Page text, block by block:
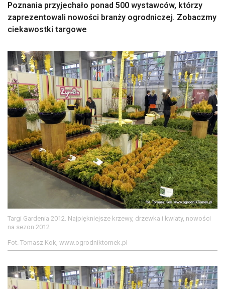
Poznania przyjechało ponad 500 wystawców, którzy
zaprezentowali nowości branży ogrodniczej. Zobaczmy
ciekawostki targowe
Targi Gardenia 2012. Najpiękniejsze krzewy, drzewka i kwiaty, nowości
na sezon 2012
Fot. Tomasz Kok, www.ogrodniktomek.pl